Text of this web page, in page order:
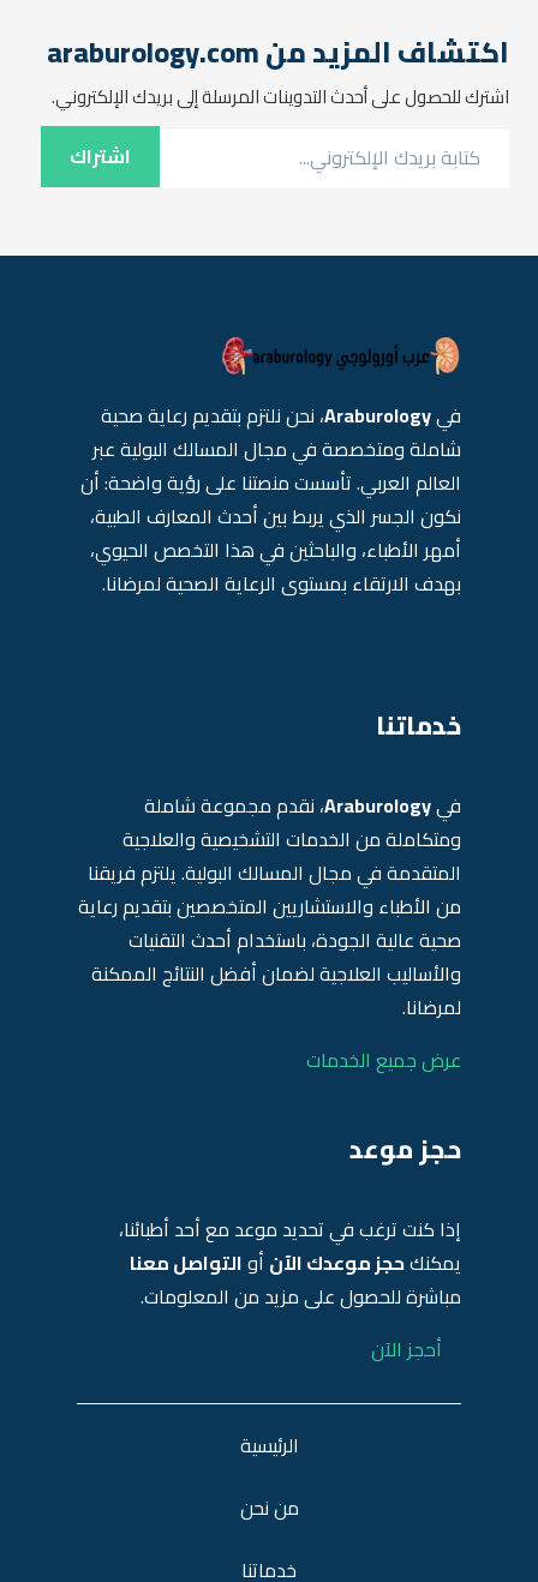
التهاون في التعامل مع…
اكتشاف المزيد من araburology.com
اشترك للحصول على أحدث التدوينات المرسلة إلى بريدك الإلكتروني.
اشتراك
فيAraburology، نحن نلتزم بتقديم رعاية صحية
شاملة ومتخصصة في مجال المسالك البولية عبر
العالم العربي. تأسست منصتنا على رؤية واضحة: أن
نكون الجسر الذي يربط بين أحدث المعارف الطبية،
أمهر الأطباء، والباحثين في هذا التخصص الحيوي،
بهدف الارتقاء بمستوى الرعاية الصحية لمرضانا.
خدماتنا
فيAraburology، نقدم مجموعة شاملة
ومتكاملة من الخدمات التشخيصية والعلاجية
المتقدمة في مجال المسالك البولية. يلتزم فريقنا
من الأطباء والاستشاريين المتخصصين بتقديم رعاية
صحية عالية الجودة، باستخدام أحدث التقنيات
والأساليب العلاجية لضمان أفضل النتائج الممكنة
لمرضانا.
عرض جميع الخدمات
حجز موعد
إذا كنت ترغب في تحديد موعد مع أحد أطبائنا،
يمكنكحجز موعدك الآن أوالتواصل معنا
مباشرة للحصول على مزيد من المعلومات.
أحجز الآن
الرئيسية
من نحن
خدماتنا